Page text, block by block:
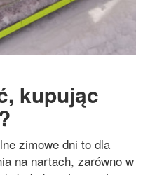
kupując
zimowe dni to dla
na nartach, zarówno w